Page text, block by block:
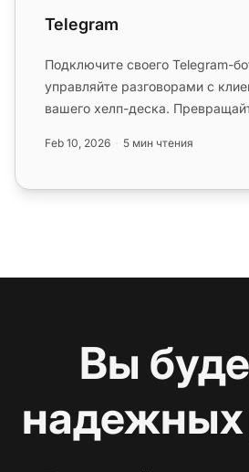
Telegram
Подключите своего Telegram-
управляйте разговорами с
вашего хелп-деска.
Feb 10, 2026 5 мин чтения
Вы
надежных